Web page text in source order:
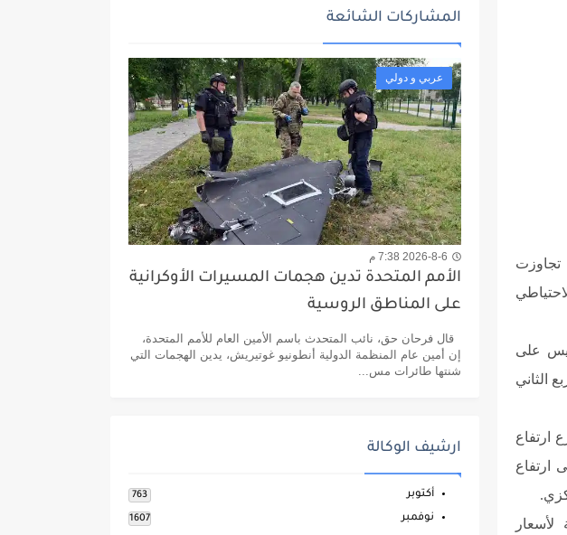
تجاوزت
0.5% و0.3% أمس الخميس على
للربع الثاني
ارتفاع
ارتفاع
المشاركات الشائعة
عربي و دولي
2026-8-6 7:38 م
الأمم المتحدة تدين هجمات المسيرات الأوكرانية
على المناطق الروسية
قال فرحان حق، نائب المتحدث باسم الأمين العام للأمم المتحدة،
إن أمين عام المنظمة الدولية أنطونيو غوتيريش، يدين الهجمات التي
شنتها طائرات مس...
ارشيف الوكالة
أكتوبر 763
نوفمبر 1607